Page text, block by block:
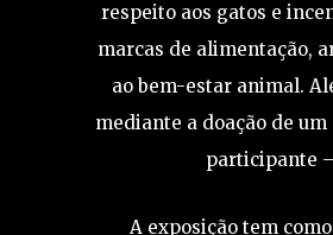
respeito aos gatos e
marcas de alimentação,
ao bem-estar animal.
mediante a doação de
participante
A exposição tem